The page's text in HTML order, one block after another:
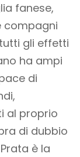
fanese,
compagni
gli effetti
ha ampi
di
al proprio
di dubbio
è la